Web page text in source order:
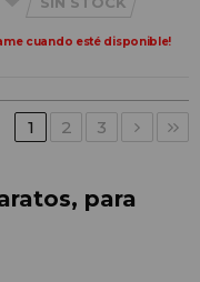
cuando esté disponible!
1 2 3
para